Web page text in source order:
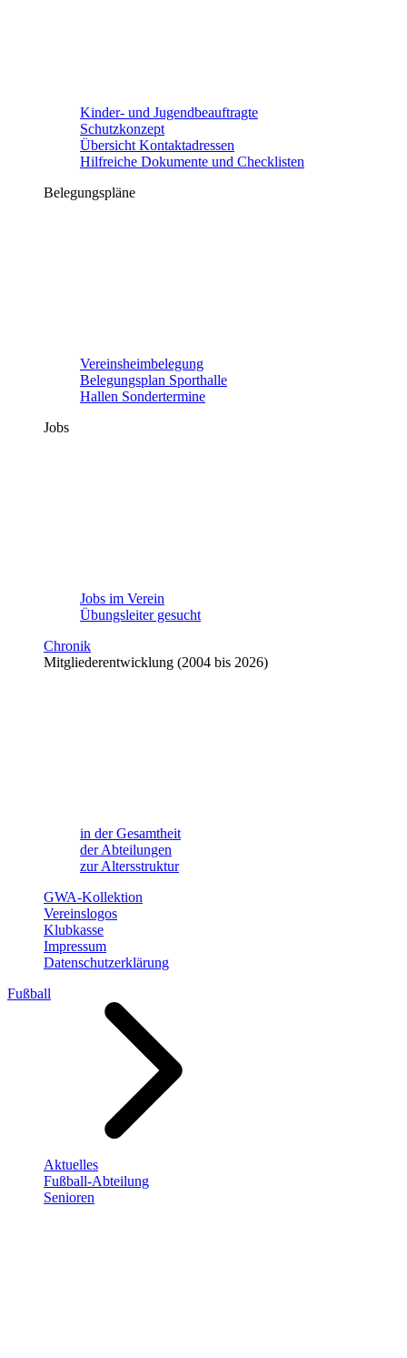
Kinder- und Jugendbeauftragte
Schutzkonzept
Übersicht Kontaktadressen
Hilfreiche Dokumente und Checklisten
Belegungspläne
Vereinsheimbelegung
Belegungsplan Sporthalle
Hallen Sondertermine
Jobs
Jobs im Verein
Übungsleiter gesucht
Chronik
Mitgliederentwicklung (2004 bis 2026)
in der Gesamtheit
der Abteilungen
zur Altersstruktur
GWA-Kollektion
Vereinslogos
Klubkasse
Impressum
Datenschutzerklärung
Fußball
Aktuelles
Fußball-Abteilung
Senioren